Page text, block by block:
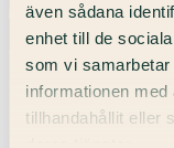
även sådana
enhet till de
som vi
informationen
tillhandahållit eller